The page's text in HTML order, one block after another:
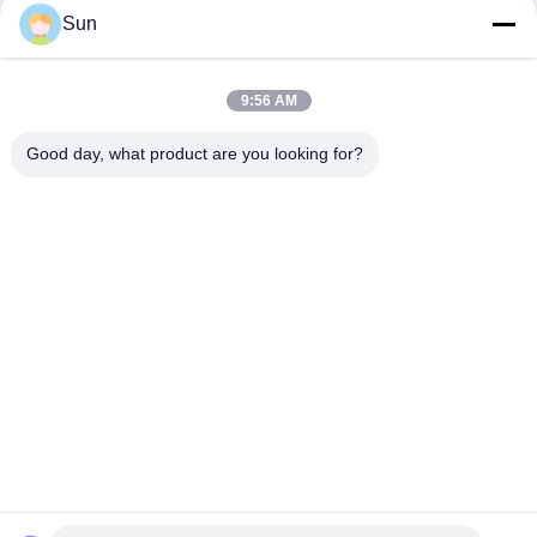
ROUTE NO.55 XINSHENG, DISTRICT DE WUJIN, VILLE DE
Sun
9:56 AM
Good day, what product are you looking for?